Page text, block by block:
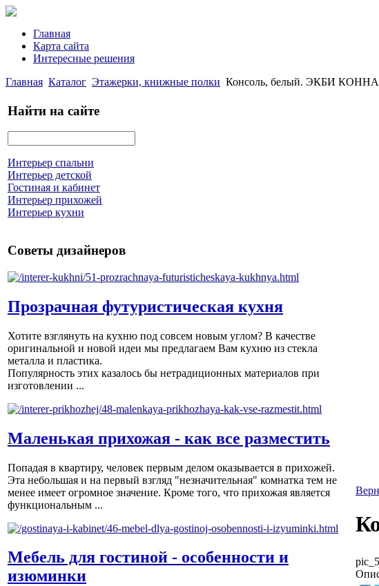
Главная
Карта сайта
Интересные решения
Главная Каталог Этажерки, книжные полки Консоль, белый. ЭКБИ КОННА
Найти на сайте
Интерьер спальни
Интерьер детской
Гостиная и кабинет
Интерьер прихожей
Интерьер кухни
Советы дизайнеров
Прозрачная футуристическая кухня
Хотите взглянуть на кухню под совсем новым углом? В качестве
оригинальной и новой идеи мы предлагаем Вам кухню из стекла
металла и пластика.
Популярность этих казалось бы нетрадиционных материалов при
изготовлении ...
Маленькая прихожая - как все разместить
Попадая в квартиру, человек первым делом оказывается в прихожей.
Эта небольшая и на первый взгляд "незначительная" комнатка тем не
менее имеет огромное значение. Кроме того, что прихожая является
функциональным ...
Мебель для гостиной - особенности и
изюминки